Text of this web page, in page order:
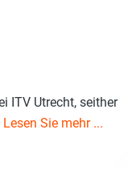
ITV Utrecht, seither
Lesen Sie mehr ...